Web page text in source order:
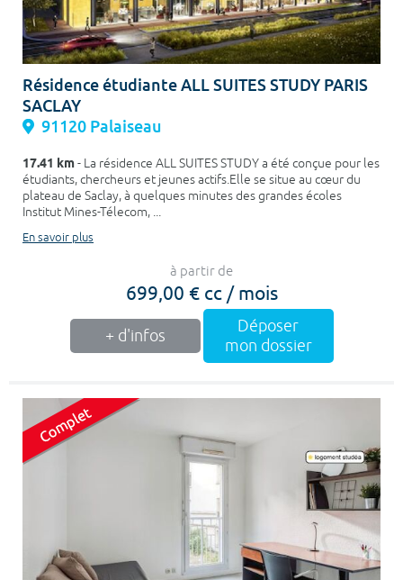
Résidence étudiante ALL SUITES STUDY PARIS
SACLAY
91120 Palaiseau
17.41 km- La résidence ALL SUITES STUDY a été conçue pour les
étudiants, chercheurs et jeunes actifs.Elle se situe au cœur du
plateau de Saclay, à quelques minutes des grandes écoles
Institut Mines-Télecom, ...
En savoir plus
à partir de
699,00 € cc / mois
+ d'infos
Déposer
mon dossier